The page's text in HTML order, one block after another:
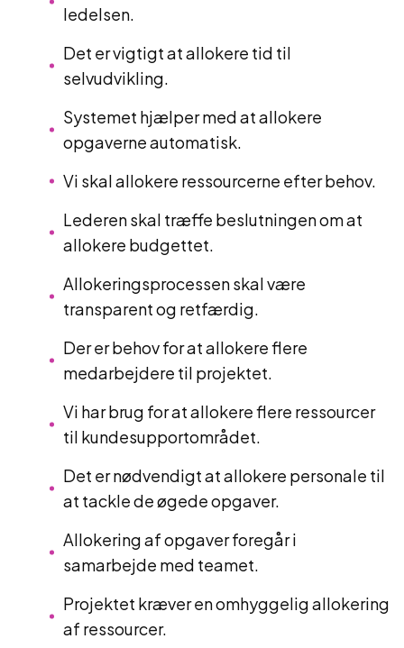
ledelsen.
Det er vigtigt at allokere tid til
selvudvikling.
Systemet hjælper med at allokere
opgaverne automatisk.
Vi skal allokere ressourcerne efter behov.
Lederen skal træffe beslutningen om at
allokere budgettet.
Allokeringsprocessen skal være
transparent og retfærdig.
Der er behov for at allokere flere
medarbejdere til projektet.
Vi har brug for at allokere flere ressourcer
til kundesupportområdet.
Det er nødvendigt at allokere personale til
at tackle de øgede opgaver.
Allokering af opgaver foregår i
samarbejde med teamet.
Projektet kræver en omhyggelig allokering
af ressourcer.